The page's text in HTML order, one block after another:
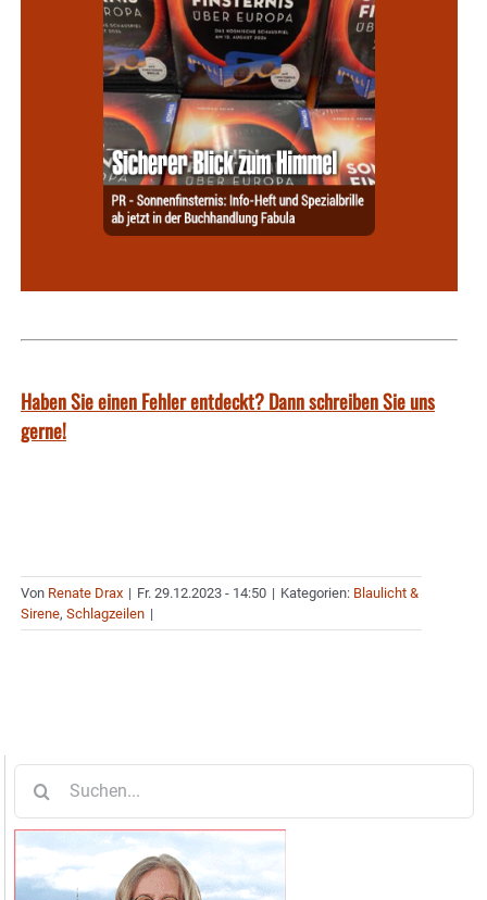
Haben Sie einen Fehler entdeckt? Dann schreiben Sie uns
gerne!
Von Renate Drax | Fr. 29.12.2023 - 14:50 | Kategorien: Blaulicht &
Sirene, Schlagzeilen |
nach: